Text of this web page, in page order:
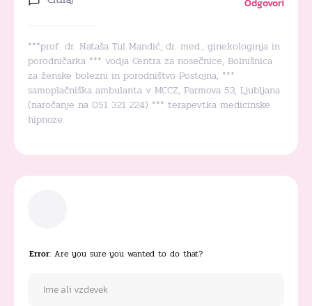
***prof. dr. Nataša Tul Mandić, dr. med., ginekologinja in
porodničarka *** vodja Centra za nosečnice, Bolnišnica
za ženske bolezni in porodništvo Postojna, ***
samoplačniška ambulanta v MCCZ, Parmova 53, Ljubljana
(naročanje na 051 321 224) *** terapevtka medicinske
hipnoze
Error: Are you sure you wanted to do that?